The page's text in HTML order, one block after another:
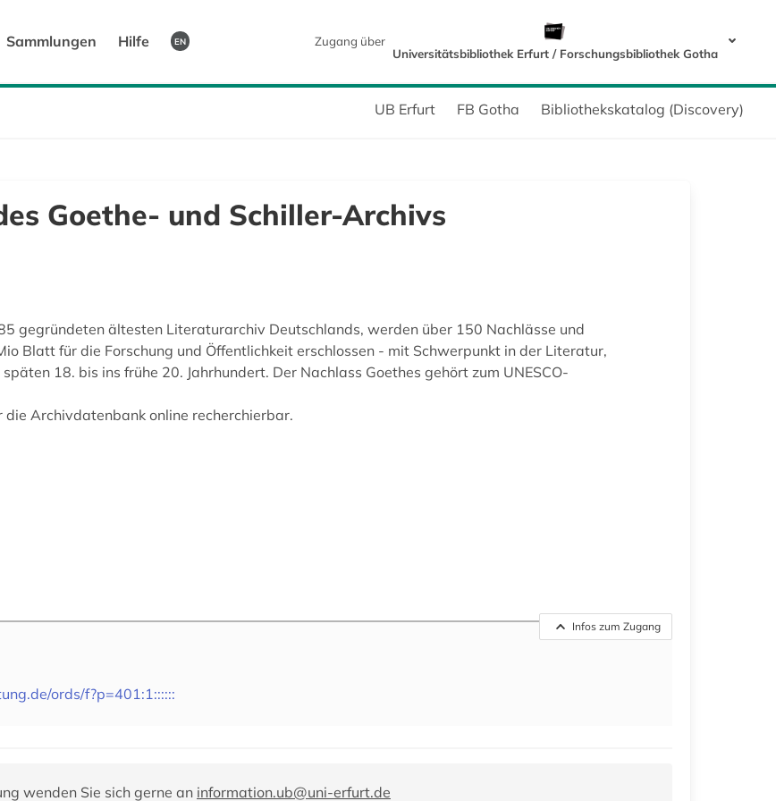
Sammlungen Hilfe EN
Zugang über
Universitätsbibliothek Erfurt / Forschungsbibliothek Gotha
UB Erfurt FB Gotha Bibliothekskatalog (Discovery)
Goethe- und Schiller-Archivs
gegründeten ältesten Literaturarchiv Deutschlands, werden über 150 Nachlässe und
Blatt für die Forschung und Öffentlichkeit erschlossen - mit Schwerpunkt in der Literatur,
18. bis ins frühe 20. Jahrhundert. Der Nachlass Goethes gehört zum UNESCO-
Archivdatenbank online recherchierbar.
Infos zum Zugang
ords/f?p=401:1::::::
wenden Sie sich gerne an information.ub@uni-erfurt.de